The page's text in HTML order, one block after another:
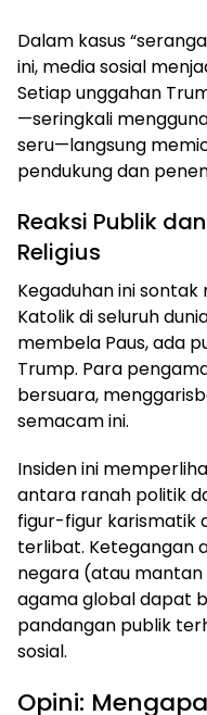
Dalam kasus
ini, media sosial
Setiap unggahan
—seringkali
seru—langsung
pendukung dan
Reaksi Publik
Religius
Kegaduhan ini
Katolik di seluruh
membela Paus, ada
Trump. Para
bersuara,
semacam ini.
Insiden ini
antara ranah politik
figur-figur karismatik
terlibat. Ketegangan
negara (atau
agama global dapat
pandangan publik
sosial.
Opini: